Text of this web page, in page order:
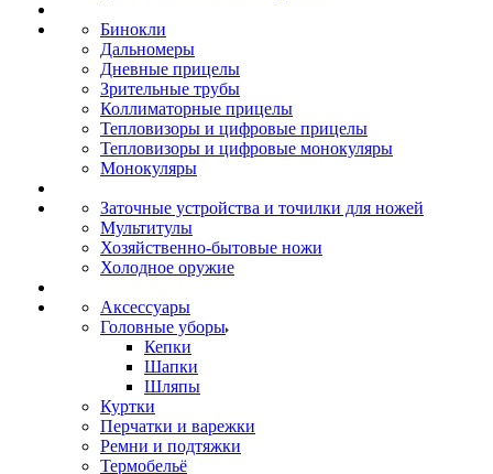
Бинокли
Дальномеры
Дневные прицелы
Зрительные трубы
Коллиматорные прицелы
Тепловизоры и цифровые прицелы
Тепловизоры и цифровые монокуляры
Монокуляры
Заточные устройства и точилки для ножей
Мультитулы
Хозяйственно-бытовые ножи
Холодное оружие
Аксессуары
Головные уборы
Кепки
Шапки
Шляпы
Куртки
Перчатки и варежки
Ремни и подтяжки
Термобельё